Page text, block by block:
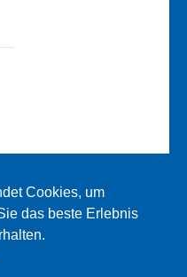
Cookies, um
das beste Erlebnis